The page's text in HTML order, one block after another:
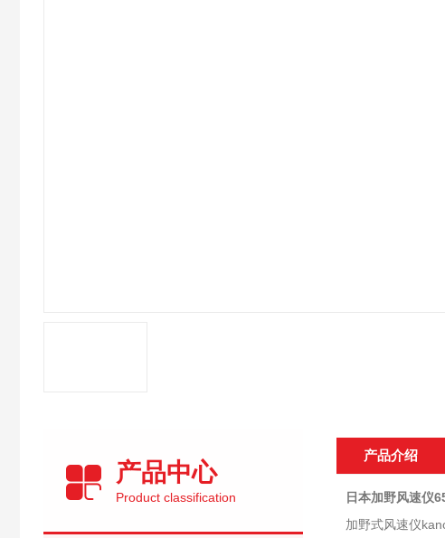
产品中心
Product classification
产品介绍
日本加野风速仪
加野式风速仪